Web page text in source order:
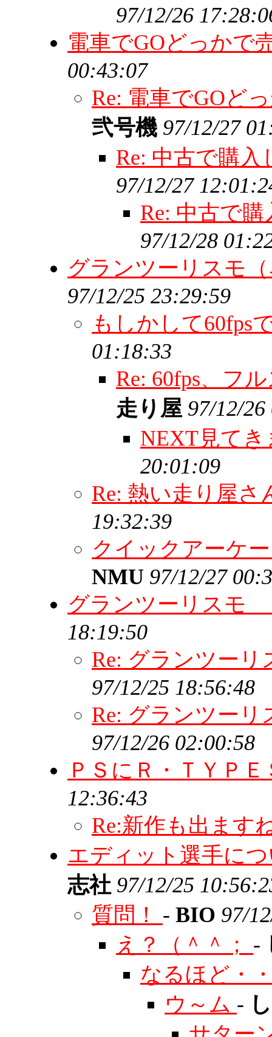
97/12/26
電車でGOどっかで
00:43:07
Re: 電車でGOど
弐号機 97/12/27
Re: 中古で購
97/12/27
Re: 中古で
97/12/28
グランツーリスモ
97/12/25 23:29:59
もしかして60fps
01:18:33
Re: 60fps、フ
走り屋 97/12/
NEXT見て
20:01:09
Re: 熱い走り屋
19:32:39
クイックアーケ
NMU 97/12/27
グランツーリスモ
18:19:50
Re: グランツー
97/12/25 18:56:48
Re: グランツー
97/12/26 02:00:58
ＰＳにＲ・ＴＹＰ
12:36:43
Re:新作も出ます
エディット選手に
志社 97/12/25
質問！ - BIO 97/
え？（＾＾； -
なるほど・
ウ～ム -